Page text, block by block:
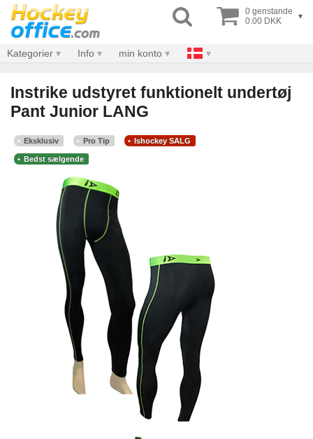
0 genstande
0.00 DKK
▾
Kategorier Info min konto
Instrike udstyret funktionelt undertøj
Pant Junior LANG
Eksklusiv Pro Tip Ishockey SALG
Bedst sælgende